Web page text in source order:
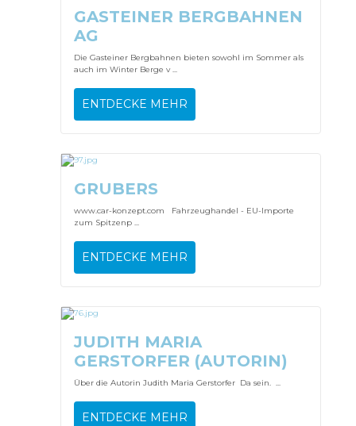
GASTEINER BERGBAHNEN
AG
Die Gasteiner Bergbahnen bieten sowohl im Sommer als
auch im Winter Berge v ...
ENTDECKE MEHR
GRUBERS
www.car-konzept.com Fahrzeughandel - EU-Importe
zum Spitzenp ...
ENTDECKE MEHR
JUDITH MARIA
GERSTORFER (AUTORIN)
Über die Autorin Judith Maria Gerstorfer Da sein. ...
ENTDECKE MEHR